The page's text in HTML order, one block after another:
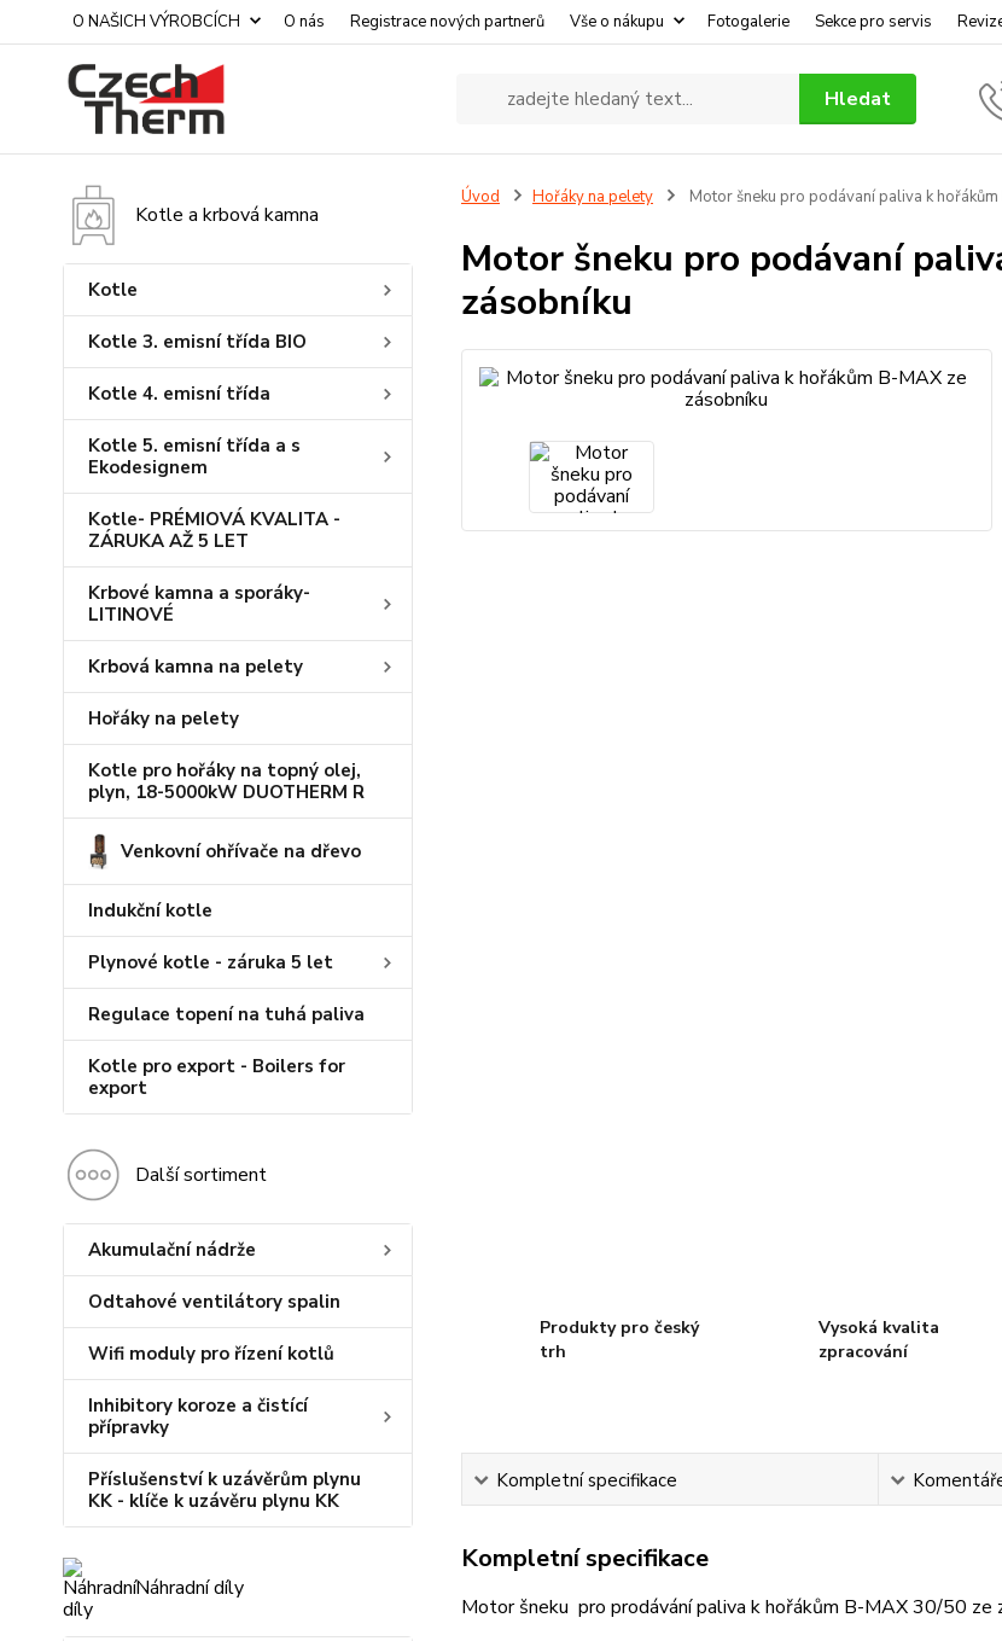
O NAŠICH VÝROBCÍCH O nás Registrace nových partnerů Vše o nákupu Fotogalerie Sekce pro servis
Hledat
Kotle a krbová kamna
Kotle
Kotle 3. emisní třída BIO
Kotle 4. emisní třída
Kotle 5. emisní třída a s
Ekodesignem
Kotle- PRÉMIOVÁ KVALITA -
ZÁRUKA AŽ 5 LET
Krbové kamna a sporáky-
LITINOVÉ
Krbová kamna na pelety
Hořáky na pelety
Kotle pro hořáky na topný olej,
plyn, 18-5000kW DUOTHERM R
Venkovní ohřívače na dřevo
Indukční kotle
Plynové kotle - záruka 5 let
Regulace topení na tuhá paliva
Kotle pro export - Boilers for
export
Další sortiment
Akumulační nádrže
Odtahové ventilátory spalin
Wifi moduly pro řízení kotlů
Inhibitory koroze a čistící
přípravky
Příslušenství k uzávěrům plynu
KK - klíče k uzávěru plynu KK
Náhradní díly
Úvod Hořáky na pelety Motor šneku pro podávaní paliva k
Motor šneku pro podávaní
zásobníku
Produkty pro český
trh
Vysoká kvalita
zpracování
Kompletní specifikace
Kompletní specifikace
Motor šneku pro prodávání paliva k hořákům B-MAX 30/50